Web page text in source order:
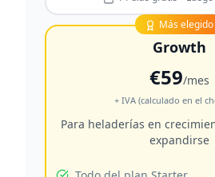
Más elegido
Growth
€59/mes
+ IVA (calculado en el
Para heladerías en
expandirse